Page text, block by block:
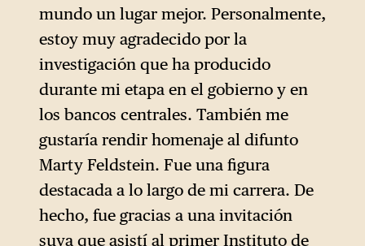
mundo un lugar mejor. Personalmente,
estoy muy agradecido por la
investigación que ha producido
durante mi etapa en el gobierno y en
los bancos centrales. También me
gustaría rendir homenaje al difunto
Marty Feldstein. Fue una figura
destacada a lo largo de mi carrera. De
hecho, fue gracias a una invitación
suya que asistí al primer Instituto de